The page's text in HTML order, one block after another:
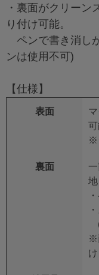
・裏面がクリーン
り付け可能。
ペンで書き消し
ンは使用不可)
【仕様】
表面
※
裏面
(
※